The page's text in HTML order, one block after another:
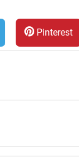
Pinterest